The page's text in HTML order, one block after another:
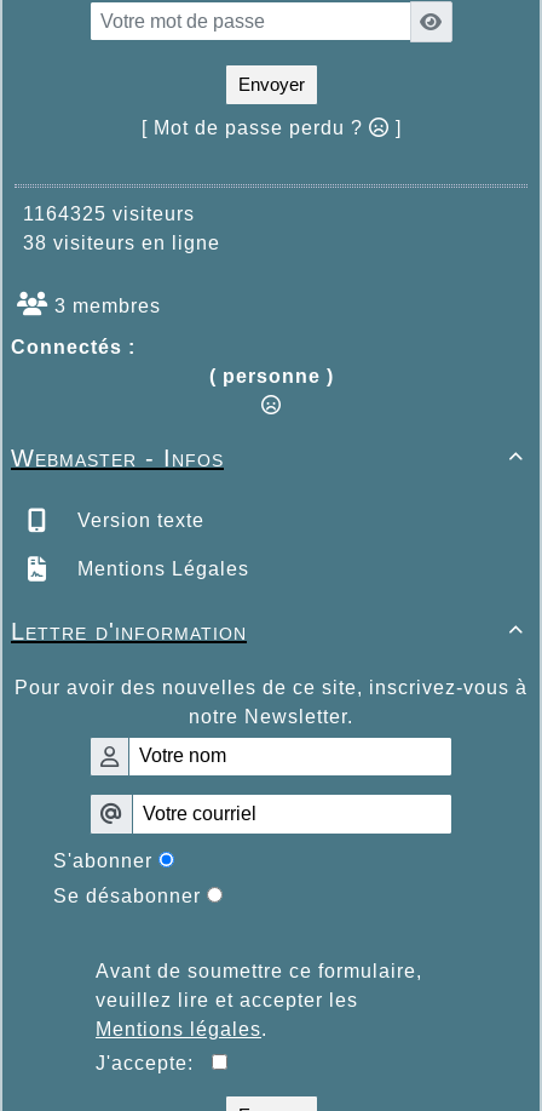
Envoyer
[ Mot de passe perdu ? ]
1164325 visiteurs
38 visiteurs en ligne
3 membres
Connectés :
( personne )

Webmaster - Infos
Version texte
Mentions Légales

Lettre d'information
Pour avoir des nouvelles de ce site, inscrivez-vous à
notre Newsletter.
S'abonner
Se désabonner
Avant de soumettre ce formulaire,
veuillez lire et accepter les
Mentions légales.
J'accepte: